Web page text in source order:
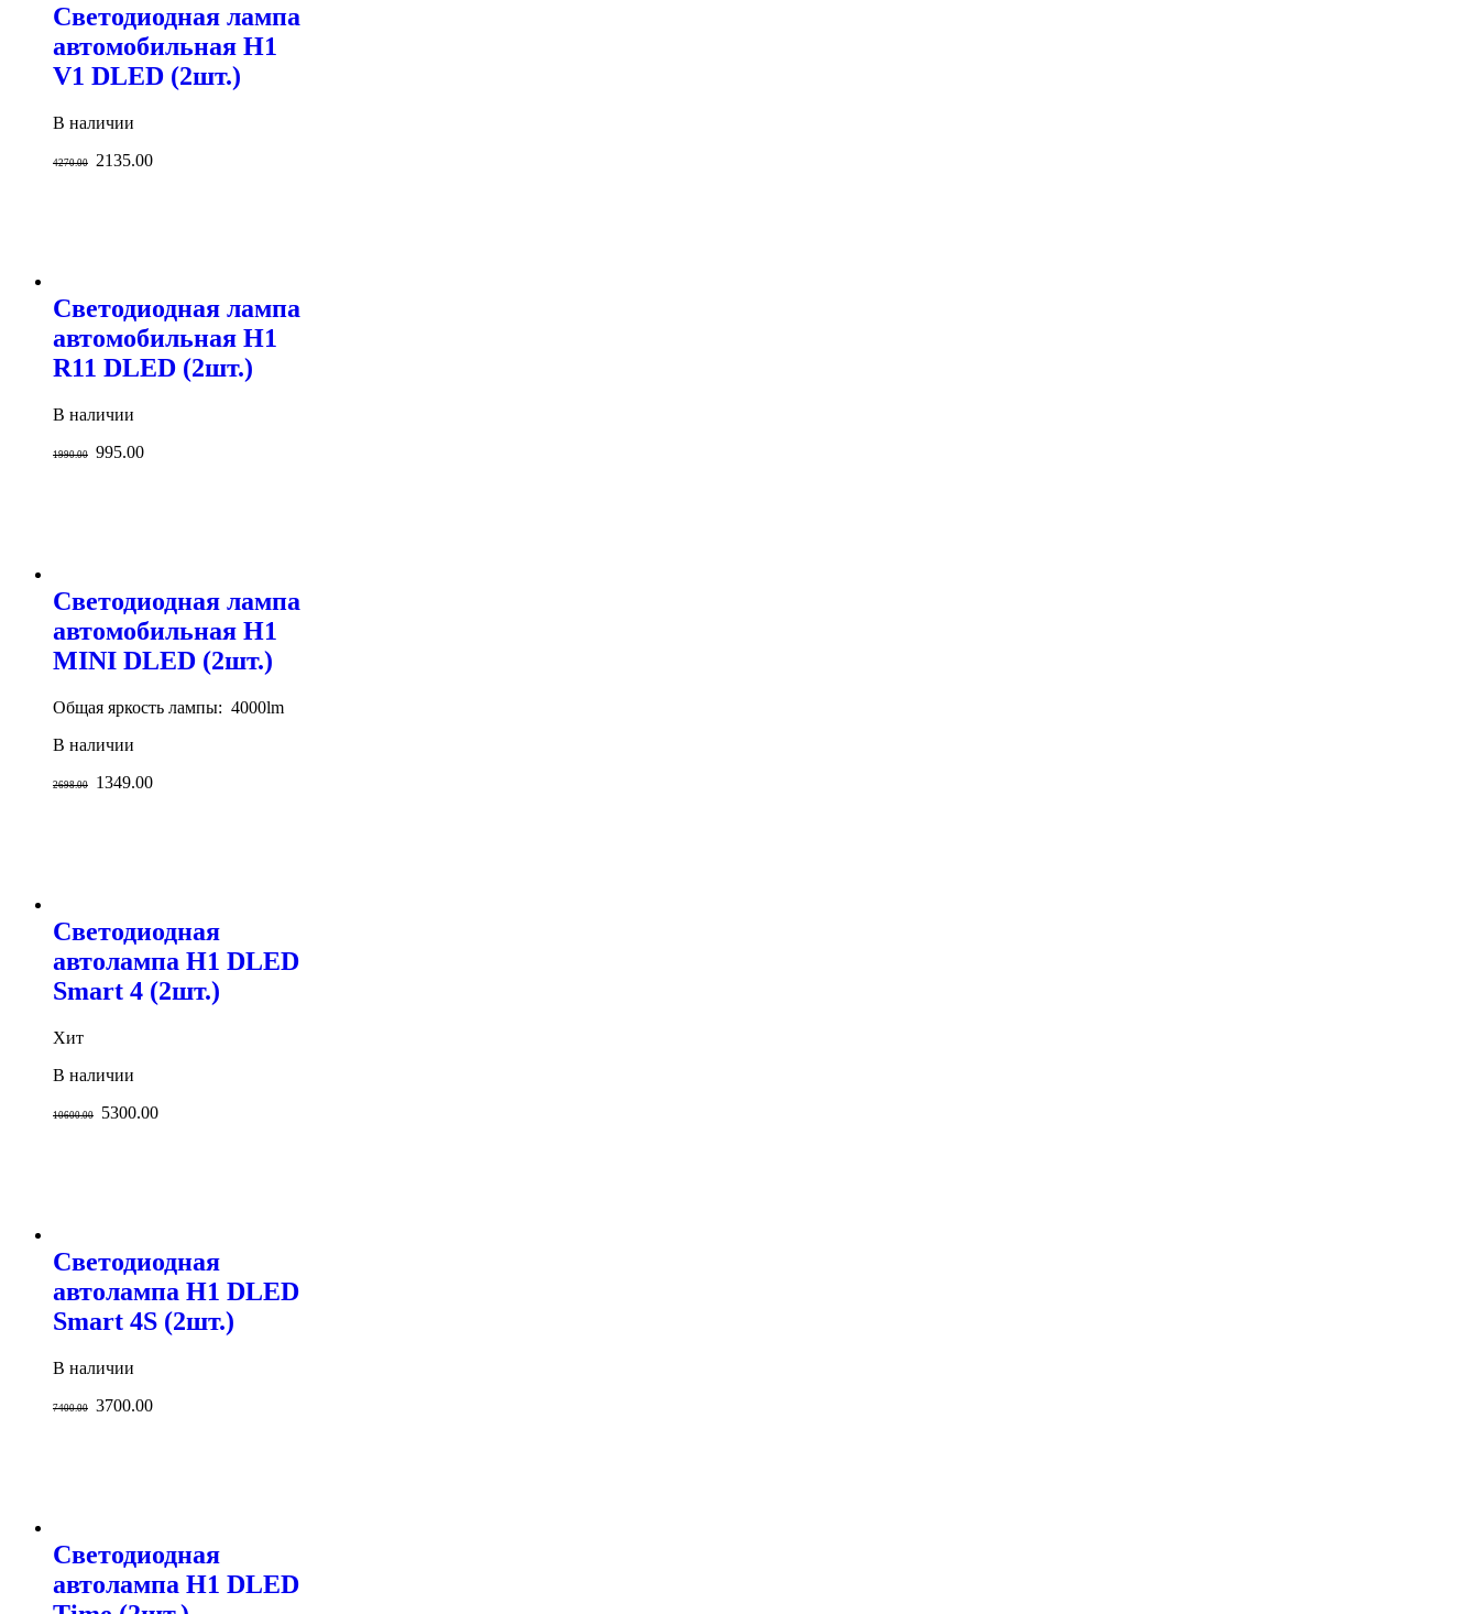
Светодиодная лампа
автомобильная H1
V1 DLED (2шт.)
В наличии
4270.00 2135.00
Светодиодная лампа
автомобильная H1
R11 DLED (2шт.)
В наличии
1990.00 995.00
Светодиодная лампа
автомобильная H1
MINI DLED (2шт.)
Общая яркость лампы: 4000lm
В наличии
2698.00 1349.00
Светодиодная
автолампа H1 DLED
Smart 4 (2шт.)
Хит
В наличии
10600.00 5300.00
Светодиодная
автолампа H1 DLED
Smart 4S (2шт.)
В наличии
7400.00 3700.00
Светодиодная
автолампа H1 DLED